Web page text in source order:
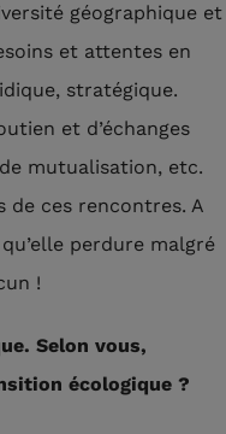
géographique et
et attentes en
stratégique.
et d’échanges
mutualisation, etc.
de ces rencontres. A
perdure malgré
!
Selon vous,
écologique ?